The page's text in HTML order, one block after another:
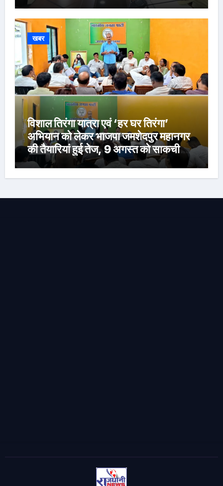
खबर
विशाल तिरंगा यात्रा एवं ‘हर घर तिरंगा’
अभियान को लेकर भाजपा जमशेदपुर महानगर
की तैयारियां हुई तेज, 9 अगस्त को साकची
नेताजी सुभाष मैदान से निकलेगी विशाल तिरंगा
यात्रा